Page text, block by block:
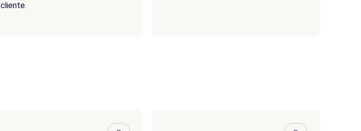
cliente.